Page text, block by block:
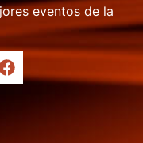
eventos de la